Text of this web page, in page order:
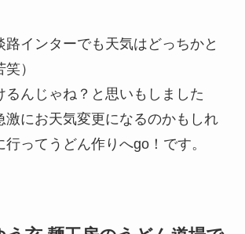
路インターでも天気はどっちかと
）
るんじゃね？と思いもしました
激にお天気変更になるのかもしれ
ってうどん作りへgo！です。